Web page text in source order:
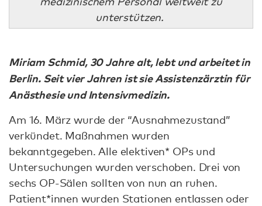
unterstützen.
Miriam Schmid, 30 Jahre alt, lebt und arbeitet in
Berlin. Seit vier Jahren ist sie Assistenzärztin für
Anästhesie und Intensivmedizin.
Am 16. März wurde der “Ausnahmezustand”
verkündet. Maßnahmen wurden
bekanntgegeben. Alle elektiven* OPs und
Untersuchungen wurden verschoben. Drei von
sechs OP-Sälen sollten von nun an ruhen.
Patient*innen wurden Stationen entlassen oder